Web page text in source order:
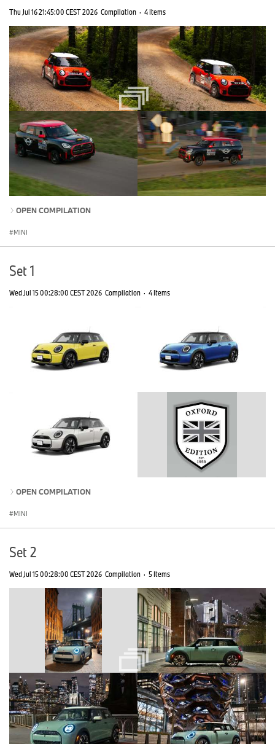
Thu Jul 16 21:45:00 CEST 2026 Compilation · 4 Items
OPEN COMPILATION
MINI
Set 1
Wed Jul 15 00:28:00 CEST 2026 Compilation · 4 Items
OPEN COMPILATION
MINI
Set 2
Wed Jul 15 00:28:00 CEST 2026 Compilation · 5 Items